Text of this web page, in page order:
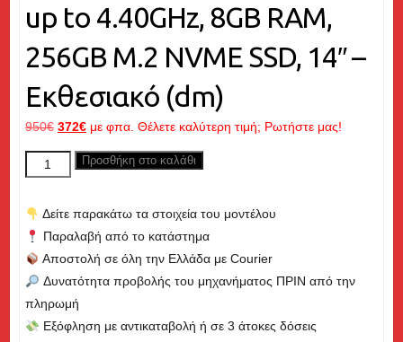
up to 4.40GHz, 8GB RAM,
256GB M.2 NVME SSD, 14″ –
Εκθεσιακό (dm)
950€ Original
price
was:
372€Η
τρέχουσα
τιμή
372€.
με φπα. Θέλετε καλύτερη τιμή; Ρωτήστε μας!
DELL
Latitude
5410,
i5
up
to
4.40GHz,
8GB
Προσθήκη στο καλάθι
Δείτε παρακάτω τα στοιχεία του μοντέλου
Παραλαβή από το κατάστημα
Αποστολή σε όλη την Ελλάδα με Courier
Δυνατότητα προβολής του μηχανήματος ΠΡΙΝ από την
πληρωμή
Εξόφληση με αντικαταβολή ή σε 3 άτοκες δόσεις